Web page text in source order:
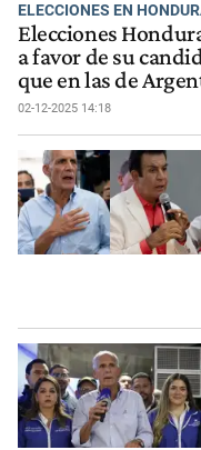
ELECCIONES EN
Elecciones
a favor de su
que en las de
02-12-2025 14:18